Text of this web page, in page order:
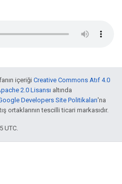
içeriği Creative Commons Atıf 4.0
2.0 Lisansı altında
Developers Site Politikaları'na
ortaklarının tescilli ticari markasıdır.
UTC.